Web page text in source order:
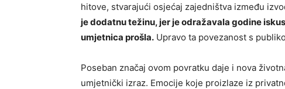
hitove, stvarajući osjećaj zajedništva između
je dodatnu težinu, jer je odražavala godine
umjetnica prošla. Upravo ta povezanost s
Poseban značaj ovom povratku daje i nova
umjetnički izraz. Emocije koje proizlaze iz